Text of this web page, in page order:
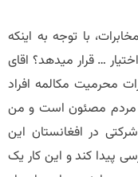
با توجه به اینکه
… قرار میدهد؟ اقای
محرمیت مکالمه افراد
مردم مصئون است و من
در افغانستان این
پیدا کند و این کار یک